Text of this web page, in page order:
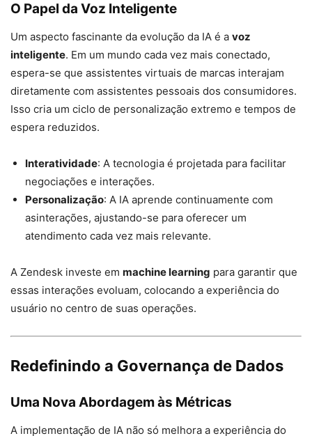
O Papel da Voz Inteligente
Um aspecto fascinante da evolução da IA é a voz
inteligente. Em um mundo cada vez mais conectado,
espera-se que assistentes virtuais de marcas interajam
diretamente com assistentes pessoais dos consumidores.
Isso cria um ciclo de personalização extremo e tempos de
espera reduzidos.
Interatividade: A tecnologia é projetada para facilitar
negociações e interações.
Personalização: A IA aprende continuamente com
asinterações, ajustando-se para oferecer um
atendimento cada vez mais relevante.
A Zendesk investe em machine learning para garantir que
essas interações evoluam, colocando a experiência do
usuário no centro de suas operações.
Redefinindo a Governança de Dados
Uma Nova Abordagem às Métricas
A implementação de IA não só melhora a experiência do